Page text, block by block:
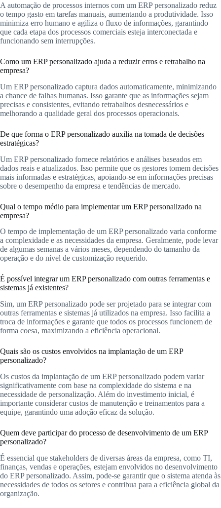
A automação de processos internos com um ERP personalizado reduz
o tempo gasto em tarefas manuais, aumentando a produtividade. Isso
minimiza erro humano e agiliza o fluxo de informações, garantindo
que cada etapa dos processos comerciais esteja interconectada e
funcionando sem interrupções.
Como um ERP personalizado ajuda a reduzir erros e retrabalho na
empresa?
Um ERP personalizado captura dados automaticamente, minimizando
a chance de falhas humanas. Isso garante que as informações sejam
precisas e consistentes, evitando retrabalhos desnecessários e
melhorando a qualidade geral dos processos operacionais.
De que forma o ERP personalizado auxilia na tomada de decisões
estratégicas?
Um ERP personalizado fornece relatórios e análises baseados em
dados reais e atualizados. Isso permite que os gestores tomem decisões
mais informadas e estratégicas, apoiando-se em informações precisas
sobre o desempenho da empresa e tendências de mercado.
Qual o tempo médio para implementar um ERP personalizado na
empresa?
O tempo de implementação de um ERP personalizado varia conforme
a complexidade e as necessidades da empresa. Geralmente, pode levar
de algumas semanas a vários meses, dependendo do tamanho da
operação e do nível de customização requerido.
É possível integrar um ERP personalizado com outras ferramentas e
sistemas já existentes?
Sim, um ERP personalizado pode ser projetado para se integrar com
outras ferramentas e sistemas já utilizados na empresa. Isso facilita a
troca de informações e garante que todos os processos funcionem de
forma coesa, maximizando a eficiência operacional.
Quais são os custos envolvidos na implantação de um ERP
personalizado?
Os custos da implantação de um ERP personalizado podem variar
significativamente com base na complexidade do sistema e na
necessidade de personalização. Além do investimento inicial, é
importante considerar custos de manutenção e treinamentos para a
equipe, garantindo uma adoção eficaz da solução.
Quem deve participar do processo de desenvolvimento de um ERP
personalizado?
É essencial que stakeholders de diversas áreas da empresa, como TI,
finanças, vendas e operações, estejam envolvidos no desenvolvimento
do ERP personalizado. Assim, pode-se garantir que o sistema atenda às
necessidades de todos os setores e contribua para a eficiência global da
organização.